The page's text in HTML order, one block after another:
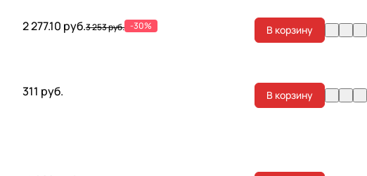
2 277.10 руб.3 253 руб. -30% В корзину
311 руб. В корзину